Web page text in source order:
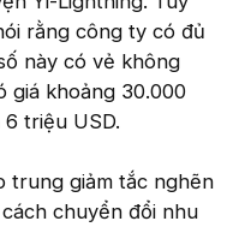
rằng công ty có đủ
này có vẻ không
giá khoảng 30.000
triệu USD.
trung giảm tắc nghẽn
chuyển đổi nhu